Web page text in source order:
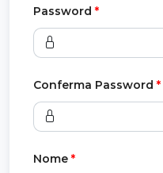
Password *
Conferma Password *
Nome *